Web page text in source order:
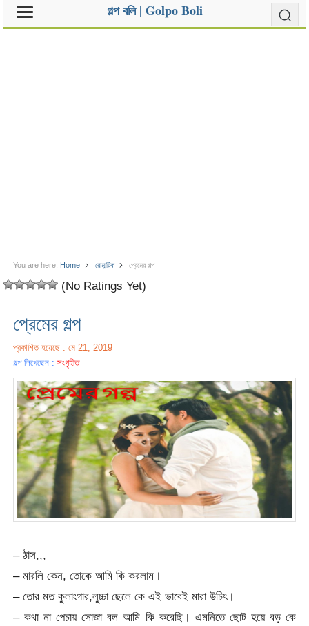
গল্প বলি | Golpo Boli
You are here: Home রোমান্টিক প্রেমের গল্প
(No Ratings Yet)
প্রেমের গল্প
প্রকাশিত হয়েছে : মে 21, 2019
গল্প লিখেছেন :সংগৃহীত
– ঠাস,,,
– মারলি কেন, তোকে আমি কি করলাম।
– তোর মত কুলাংগার,লুচ্চা ছেলে কে এই ভাবেই মারা উচিৎ।
– কথা না পেচায় সোজা বল আমি কি করেছি। এমনিতে ছোট হয়ে বড় কে